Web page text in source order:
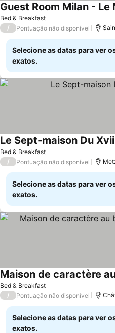
Bed & Breakfast
Guest Room Milan -
/ Pontuação não disponível
Selecione as datas para ver
exatos.
Bed & Breakfast
Le Sept-maison Du
/ Pontuação não disponível
Selecione as datas para ver
exatos.
Bed & Breakfast
/ Pontuação não disponível
Selecione as datas para ver
exatos.